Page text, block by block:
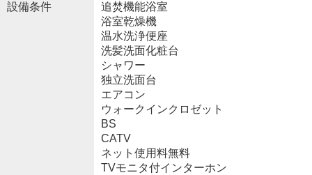
設備条件
追焚機能浴室
浴室乾燥機
温水洗浄便座
洗髪洗面化粧台
シャワー
独立洗面台
エアコン
ウォークインクロゼット
BS
CATV
ネット使用料無料
TVモニタ付インターホン